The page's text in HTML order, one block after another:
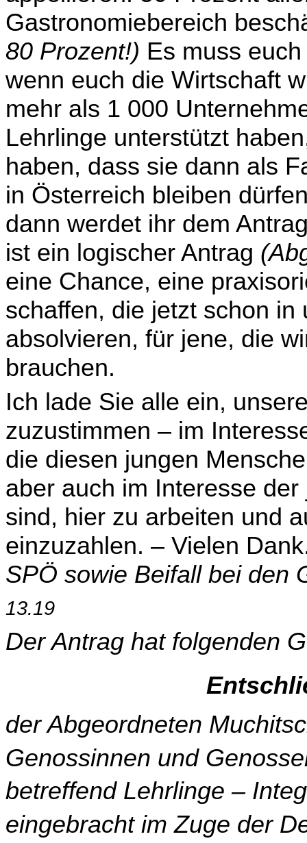
Gastronomiebereich
80 Prozent!) Es muss
wenn euch die Wirtschaft
mehr als 1 000
Lehrlinge un­terstützt
haben, dass sie dann als
in Österreich bleiben
dann werdet ihr dem
ist ein logischer Antrag
eine Chance, eine
schaffen, die jetzt schon
absolvieren, für jene, die
brauchen.
Ich lade Sie alle ein,
zuzustimmen – im
die diesen jungen
aber auch im Interesse
sind, hier zu arbeiten und
einzuzahlen. – Vielen
SPÖ sowie Beifall bei den
13.19
Der Antrag hat folgenden
der Abgeordneten
Genossinnen und
betreffend Lehrlinge –
eingebracht im Zuge der